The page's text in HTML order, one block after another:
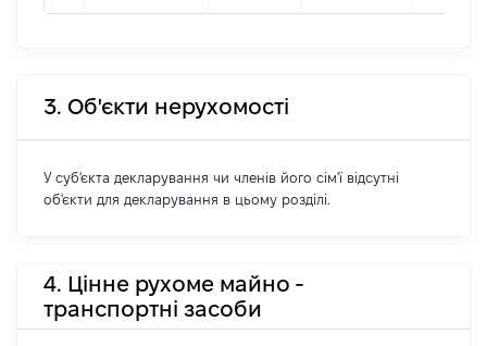
3. Об'єкти нерухомості
У суб'єкта декларування чи членів його сім'ї відсутні
об'єкти для декларування в цьому розділі.
4. Цінне рухоме майно -
транспортні засоби